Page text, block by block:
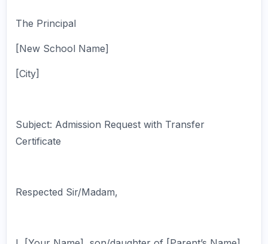
The Principal
[New School Name]
[City]
Subject: Admission Request with Transfer
Certificate
Respected Sir/Madam,